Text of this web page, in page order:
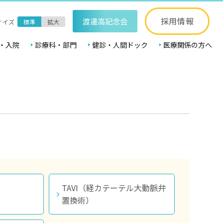
イズ 標準 拡大 渡邊高記念会 採用情報
入院 診療科・部門 健診・人間ドック 医療関係の方へ
TAVI（経カテーテル大動脈弁
置換術）